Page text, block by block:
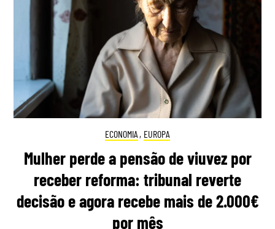
ECONOMIA , EUROPA
Mulher perde a pensão de viuvez por
receber reforma: tribunal reverte
decisão e agora recebe mais de 2.000€
por mês